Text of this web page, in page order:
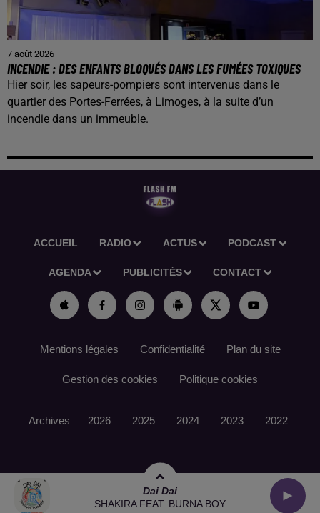
Dai Dai
SHAKIRA FEAT. BURNA BOY
7 août 2026
INCENDIE : DES ENFANTS BLOQUÉS DANS LES FUMÉES TOXIQUES
Hier soir, les sapeurs-pompiers sont intervenus dans le
quartier des Portes-Ferrées, à Limoges, à la suite d’un
incendie dans un immeuble.
ACCUEIL RADIO ACTUS PODCAST
AGENDA PUBLICITÉS CONTACT
Mentions légales Confidentialité Plan du site
Gestion des cookies Politique cookies
Archives 2026 2025 2024 2023 2022